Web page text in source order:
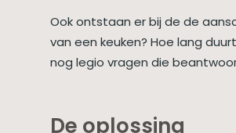
Ook ontstaan er bij de de
van een keuken? Hoe lang
nog legio vragen die
De oplossing